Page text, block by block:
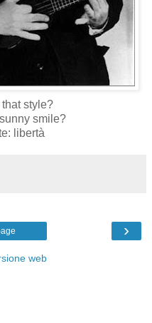
style?
smile?
libertà
›
web